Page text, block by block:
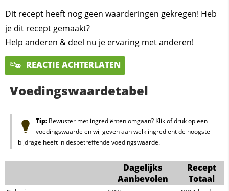
Dit recept heeft nog geen waarderingen gekregen! Heb
je dit recept gemaakt?
Help anderen & deel nu je ervaring met anderen!
REACTIE ACHTERLATEN
Voedingswaardetabel
Tip:Bewuster met ingrediënten omgaan? Klik of druk op een
voedingswaarde en wij geven aan welk ingrediënt de hoogste
bijdrage heeft in desbetreffende voedingswaarde.
Dagelijks
Aanbevolen
Recept
Totaal